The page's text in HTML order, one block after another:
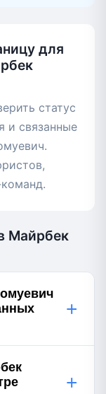
для
статус
и связанные
Майрбек
+
+